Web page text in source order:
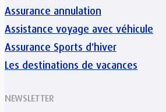
Assurance annulation
Assistance voyage avec véhicule
Assurance Sports d'hiver
Les destinations de vacances
NEWSLETTER